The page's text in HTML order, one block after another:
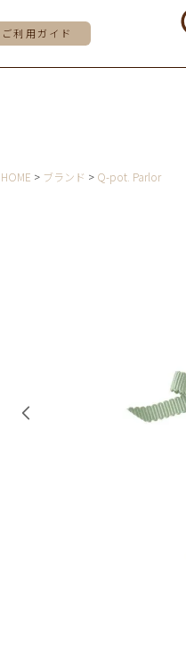
ご利用ガイド
HOME ブランド Q-pot. Parlor